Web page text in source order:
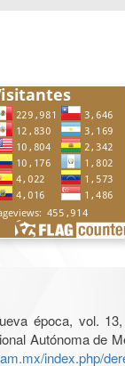
época, vol.
Autónoma de
index.php/